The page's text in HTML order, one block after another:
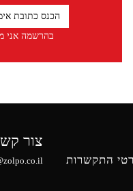
בהרשמה אני
התקשרות
צור